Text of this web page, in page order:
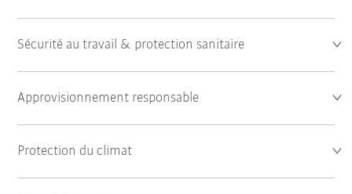
Sécurité au travail & protection sanitaire
Approvisionnement responsable
Protection du climat